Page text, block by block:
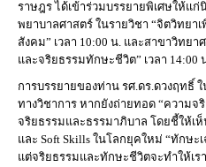
ราษฎร ได้เข้าร่วมบรรยายพิเศษให้แ
พยาบาลศาสตร์ ในรายวิชา “จิตวิทย
สังคม” เวลา 10:00 น. และสาขาวิทย
และจริยธรรมทักษะชีวิต” เวลา 14:00
การบรรยายของท่าน รศ.ดร.ดวงฤทธิ์
ทางวิชาการ หากยังถ่ายทอด “ความจ
จริยธรรมและธรรมาภิบาล โดยชี้ให้เ
และ Soft Skills ในโลกยุคใหม่ “ทักษะ
แต่จริยธรรมและทักษะชีวิตจะทำให้เ